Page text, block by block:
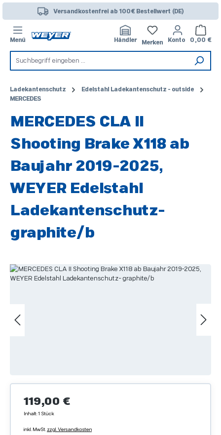
Zum Hauptinhalt springenVersandkostenfrei ab 100€ Bestellwert (DE)
Menü Händler Merken Konto 0,00 €
Ladekantenschutz
Edelstahl Ladekantenschutz - outside
MERCEDES
MERCEDES CLA II
Shooting Brake X118 ab
Baujahr 2019-2025,
WEYER Edelstahl
Ladekantenschutz-
graphite/b
Bildergalerie überspringen
Regulärer Preis:
119,00 €
Inhalt:1 Stück
inkl. MwSt. zzgl. Versandkosten